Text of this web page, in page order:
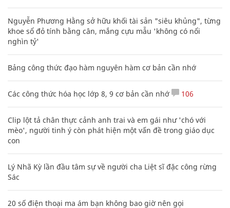
Nguyễn Phương Hằng sở hữu khối tài sản "siêu khủng", từng
khoe sổ đỏ tính bằng cân, mắng cựu mẫu 'không có nổi
nghìn tỷ'
Bảng công thức đạo hàm nguyên hàm cơ bản cần nhớ
Các công thức hóa học lớp 8, 9 cơ bản cần nhớ 106
Clip lột tả chân thực cảnh anh trai và em gái như 'chó với
mèo', người tinh ý còn phát hiện một vấn đề trong giáo dục
con
Lý Nhã Kỳ lần đầu tâm sự về người cha Liệt sĩ đặc công rừng
Sác
20 số điện thoại ma ám bạn không bao giờ nên gọi